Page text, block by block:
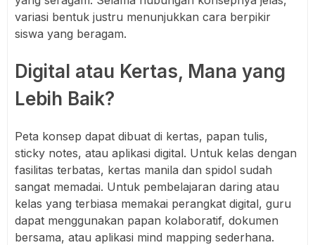
variasi bentuk justru menunjukkan cara berpikir
siswa yang beragam.
Digital atau Kertas, Mana yang
Lebih Baik?
Peta konsep dapat dibuat di kertas, papan tulis,
sticky notes, atau aplikasi digital. Untuk kelas dengan
fasilitas terbatas, kertas manila dan spidol sudah
sangat memadai. Untuk pembelajaran daring atau
kelas yang terbiasa memakai perangkat digital, guru
dapat menggunakan papan kolaboratif, dokumen
bersama, atau aplikasi mind mapping sederhana.